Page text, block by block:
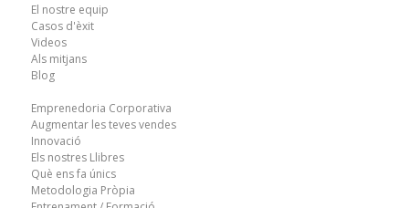
El nostre equip
Casos d'èxit
Videos
Als mitjans
Blog
Emprenedoria Corporativa
Augmentar les teves vendes
Innovació
Els nostres Llibres
Què ens fa únics
Metodologia Pròpia